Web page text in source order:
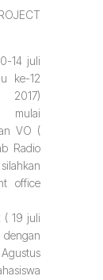
14 juli
ke-12
VO (
Radio
office
( 19 juli